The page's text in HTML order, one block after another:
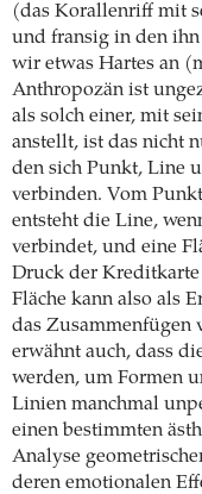
(das Korallenriff mit
und fransig in den
wir etwas Hartes an
Anthropozän ist
als solch einer, mit
anstellt, ist das nicht
den sich Punkt, Line
verbinden. Vom
entsteht die Line,
verbindet, und eine
Druck der
Fläche kann also als
das Zusammenfügen
erwähnt auch, dass
werden, um Formen
Linien manchmal
einen bestimmten
Analyse
deren emotionalen